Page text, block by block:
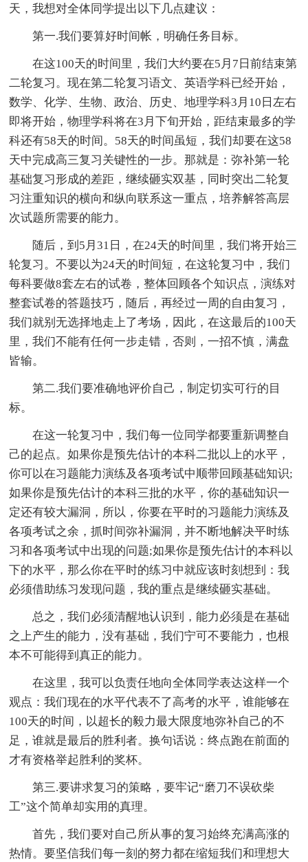
天，我想对全体同学提出以下几点建议：
第一.我们要算好时间帐，明确任务目标。
在这100天的时间里，我们大约要在5月7日前结束第
二轮复习。现在第二轮复习语文、英语学科已经开始，
数学、化学、生物、政治、历史、地理学科3月10日左右
即将开始，物理学科将在3月下旬开始，距结束最多的学
科还有58天的时间。58天的时间虽短，我们却要在这58
天中完成高三复习关键性的一步。那就是：弥补第一轮
基础复习形成的差距，继续砸实双基，同时突出二轮复
习注重知识的横向和纵向联系这一重点，培养解答高层
次试题所需要的能力。
随后，到5月31日，在24天的时间里，我们将开始三
轮复习。不要以为24天的时间短，在这轮复习中，我们
每科要做8套左右的试卷，整体回顾各个知识点，演练对
整套试卷的答题技巧，随后，再经过一周的自由复习，
我们就别无选择地走上了考场，因此，在这最后的100天
里，我们不能有任何一步走错，否则，一招不慎，满盘
皆输。
第二.我们要准确地评价自己，制定切实可行的目
标。
在这一轮复习中，我们每一位同学都要重新调整自
己的起点。如果你是预先估计的本科二批以上的水平，
你可以在习题能力演练及各项考试中顺带回顾基础知识;
如果你是预先估计的本科三批的水平，你的基础知识一
定还有较大漏洞，所以，你要在平时的习题能力演练及
各项考试之余，抓时间弥补漏洞，并不断地解决平时练
习和各项考试中出现的问题;如果你是预先估计的本科以
下的水平，那么你在平时的练习中就应该时刻想到：我
必须借助练习发现问题，我的重点是继续砸实基础。
总之，我们必须清醒地认识到，能力必须是在基础
之上产生的能力，没有基础，我们宁可不要能力，也根
本不可能得到真正的能力。
在这里，我可以负责任地向全体同学表达这样一个
观点：我们现在的水平代表不了高考的水平，谁能够在
100天的时间，以超长的毅力最大限度地弥补自己的不
足，谁就是最后的胜利者。换句话说：终点跑在前面的
才有资格举起胜利的奖杯。
第三.要讲求复习的策略，要牢记“磨刀不误砍柴
工”这个简单却实用的真理。
首先，我们要对自己所从事的复习始终充满高涨的
热情。要坚信我们每一刻的努力都在缩短我们和理想大